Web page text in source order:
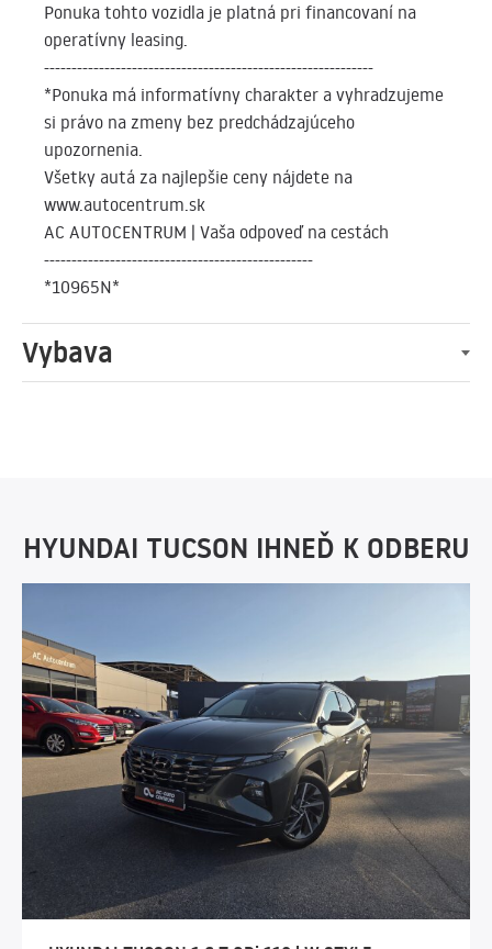
Ponuka tohto vozidla je platná pri financovaní na
operatívny leasing.
------------------------------------------------------------
*Ponuka má informatívny charakter a vyhradzujeme
si právo na zmeny bez predchádzajúceho
upozornenia.
Všetky autá za najlepšie ceny nájdete na
www.autocentrum.sk
AC AUTOCENTRUM | Vaša odpoveď na cestách
-------------------------------------------------
*10965N*
Vybava
HYUNDAI TUCSON IHNEĎ K ODBERU